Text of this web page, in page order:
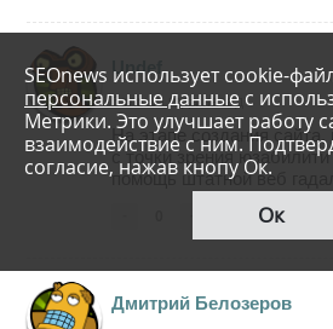
SEOnews использует cookie-
персональные данные с
Метрики. Это улучшает работу
взаимодействие с ним.
согласие, нажав кнопу Ок.
Ок
Undef
больше года назад
На этапе создания сайта,
с точки зрения юзабилити
помощь штатной веб
Ответить
Дмитрий Белозеров